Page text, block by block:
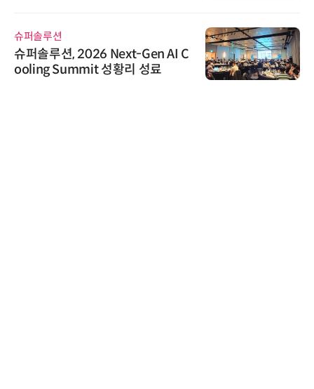
슈퍼솔루션
슈퍼솔루션, 2026 Next-Gen AI C
ooling Summit 성황리 성료